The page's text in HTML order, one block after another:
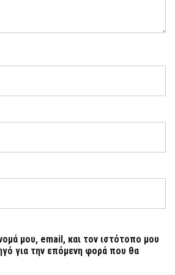
μου, email, και τον ιστότοπο μου
για την επόμενη φορά που θα